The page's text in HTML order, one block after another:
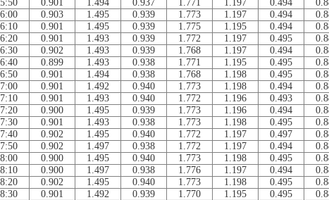
0.901 1.494 0.937 1.771 1.197 0.494
0.903 1.495 0.939 1.773 1.197 0.494
0.901 1.495 0.939 1.775 1.195 0.494
0.901 1.493 0.939 1.772 1.197 0.495
0.902 1.493 0.939 1.768 1.197 0.494
0.899 1.493 0.938 1.771 1.195 0.495
0.901 1.494 0.938 1.768 1.198 0.495
0.901 1.492 0.940 1.773 1.198 0.494
0.901 1.493 0.940 1.772 1.196 0.493
0.900 1.495 0.939 1.773 1.196 0.494
0.901 1.493 0.938 1.773 1.198 0.495
0.902 1.495 0.940 1.772 1.197 0.497
0.902 1.497 0.938 1.772 1.197 0.494
0.900 1.495 0.940 1.773 1.198 0.495
0.900 1.497 0.938 1.776 1.197 0.494
0.902 1.495 0.940 1.773 1.198 0.495
0.901 1.492 0.939 1.770 1.195 0.495